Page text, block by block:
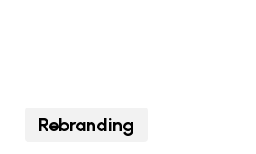
Rebranding